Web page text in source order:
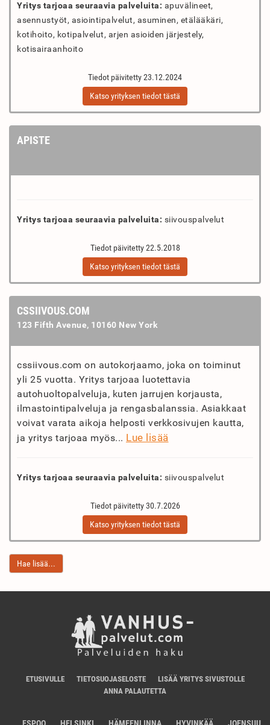
Yritys tarjoaa seuraavia palveluita: apuvälineet,
asennustyöt, asiointipalvelut, asuminen, etälääkäri,
kotihoito, kotipalvelut, arjen asioiden järjestely,
kotisairaanhoito
Tiedot päivitetty 23.12.2024
Katso yrityksen tiedot tästä
APISTE
Yritys tarjoaa seuraavia palveluita: siivouspalvelut
Tiedot päivitetty 22.5.2018
Katso yrityksen tiedot tästä
CSSIIVOUS.COM
123 Fifth Avenue, 10160 New York
cssiivous.com on autokorjaamo, joka on toiminut
yli 25 vuotta. Yritys tarjoaa luotettavia
autohuoltopalveluja, kuten jarrujen korjausta,
ilmastointipalveluja ja rengasbalanssia. Asiakkaat
voivat varata aikoja helposti verkkosivujen kautta,
ja yritys tarjoaa myös... Lue lisää
Yritys tarjoaa seuraavia palveluita: siivouspalvelut
Tiedot päivitetty 30.7.2026
Katso yrityksen tiedot tästä
Hae lisää...
ETUSIVULLE TIETOSUOJASELOSTE
LISÄÄ YRITYS SIVUSTOLLE
ANNA PALAUTETTA